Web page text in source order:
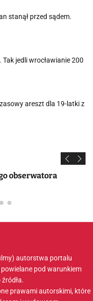
stanął przed sądem.
jedli wrocławianie 200
areszt dla 19-latki z
obserwatora
autorstwa portalu
pod warunkiem
prawami autorskimi, które